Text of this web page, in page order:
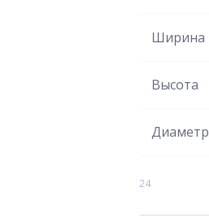
Ширина
Высота
Диаметр
24